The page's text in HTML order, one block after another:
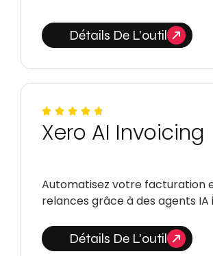
Détails De L'outil
Xero AI Invoicing
Automatisez votre facturation
relances grâce à des agents IA
Détails De L'outil